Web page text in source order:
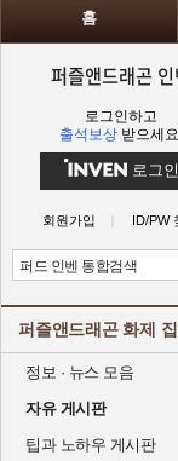
홈
퍼즐앤드래곤
로그인하고
출석보상 받으세
로그인
회원가입 ID/PW
퍼즐앤드래곤 화제
정보 · 뉴스 모음
자유 게시판
팁과 노하우 게시판